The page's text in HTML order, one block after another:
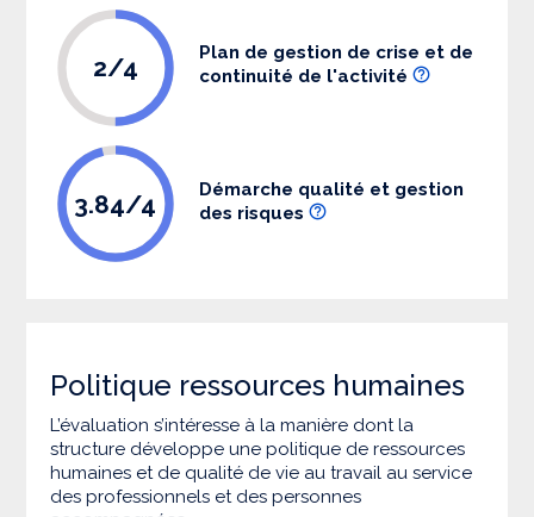
2/4
Plan de gestion de crise et de
continuité de l'activité
3.84/4
Démarche qualité et gestion
des risques
Politique ressources humaines
L’évaluation s’intéresse à la manière dont la
structure développe une politique de ressources
humaines et de qualité de vie au travail au service
des professionnels et des personnes